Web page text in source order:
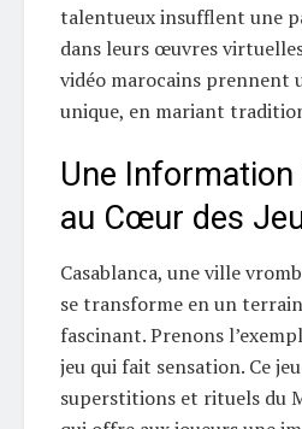
talentueux insufflent une
dans leurs œuvres
vidéo marocains prennent
unique, en mariant
Une
au Cœur des
Casablanca, une ville
se transforme en un
fascinant. Prenons
jeu qui fait sensation. Ce
superstitions et rituels du